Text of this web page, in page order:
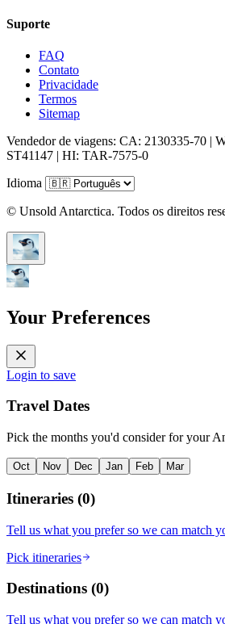
Suporte
FAQ
Contato
Privacidade
Termos
Sitemap
Vendedor de viagens: CA: 2130335-70 |
ST41147 | HI: TAR-7575-0
Idioma
© Unsold Antarctica. Todos os direitos
Your Preferences
Login to save
Travel Dates
Pick the months you'd consider for your
Oct Nov Dec Jan Feb Mar
Itineraries (0)
Tell us what you prefer so we can match
Pick itineraries
Destinations (0)
Tell us what you prefer so we can match